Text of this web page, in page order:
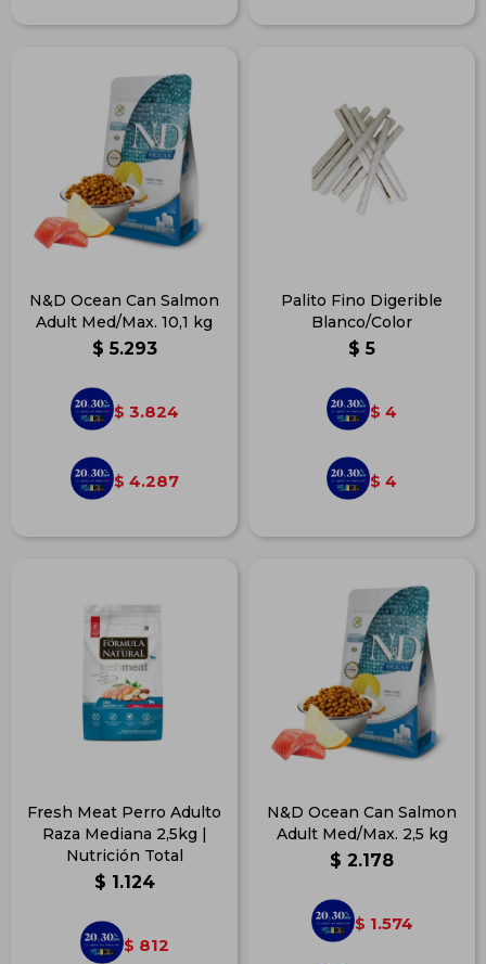
N&D Ocean Can Salmon
Adult Med/Max. 10,1 kg
$ 5.293
$ 3.824
$ 4.287
Palito Fino Digerible
Blanco/Color
$ 5
$ 4
$ 4
Fresh Meat Perro Adulto
Raza Mediana 2,5kg |
Nutrición Total
$ 1.124
$ 812
N&D Ocean Can Salmon
Adult Med/Max. 2,5 kg
$ 2.178
$ 1.574